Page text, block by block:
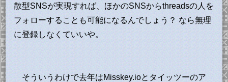
twitterのタイムラインに及ぶものではない。現
状、日本のことなんか知ったこっちゃない金持ち
の道楽に非常時の情報源を握られているという状
散型SNSが実現すれば、ほかのSNSからthreadsの人を
フォローすることも可能になるんでしょう？ なら無理
に登録しなくていいや。
そういうわけで去年はMisskey.ioとタイッツーのア